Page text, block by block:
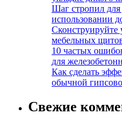
Шаг стропил
использовании
мебельных
10 частых
для
Как сделать
обычной
Свежие